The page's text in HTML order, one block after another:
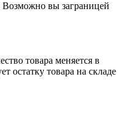
Возможно вы заграницей
товара меняется в
остатку товара на складе